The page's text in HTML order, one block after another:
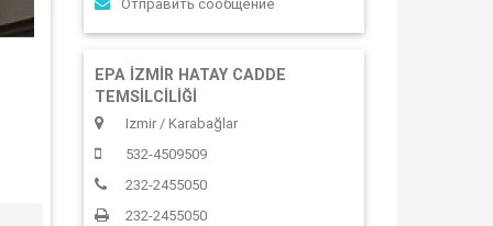
Отправить сообщение
EPA İZMİR HATAY CADDE
TEMSİLCİLİĞİ
Izmir / Karabağlar
532-4509509
232-2455050
232-2455050